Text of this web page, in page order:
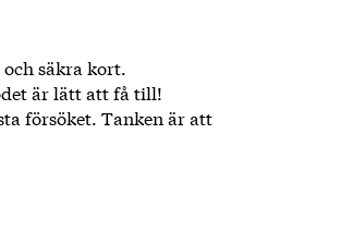
säkra kort.
är lätt att få till!
försöket. Tanken är att